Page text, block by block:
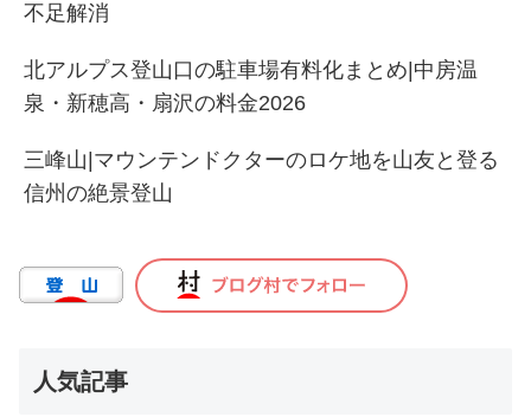
不足解消
北アルプス登山口の駐車場有料化まとめ|中房温
泉・新穂高・扇沢の料金2026
三峰山|マウンテンドクターのロケ地を山友と登る
信州の絶景登山
人気記事